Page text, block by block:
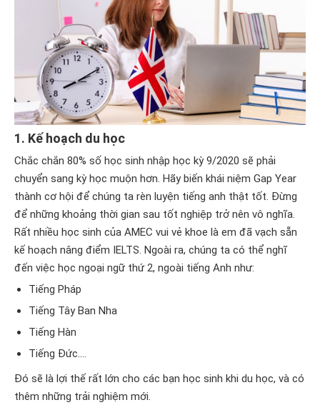
1. Kế hoạch du học
Chắc chắn 80% số học sinh nhập học kỳ 9/2020 sẽ phải
chuyển sang kỳ học muộn hơn. Hãy biến khái niệm Gap Year
thành cơ hội để chúng ta rèn luyện tiếng anh thật tốt. Đừng
để những khoảng thời gian sau tốt nghiệp trở nên vô nghĩa.
Rất nhiều học sinh của AMEC vui vẻ khoe là em đã vạch sẵn
kế hoạch nâng điểm IELTS. Ngoài ra, chúng ta có thể nghĩ
đến việc học ngoại ngữ thứ 2, ngoài tiếng Anh như:
Tiếng Pháp
Tiếng Tây Ban Nha
Tiếng Hàn
Tiếng Đức….
Đó sẽ là lợi thế rất lớn cho các bạn học sinh khi du học, và có
thêm những trải nghiệm mới.